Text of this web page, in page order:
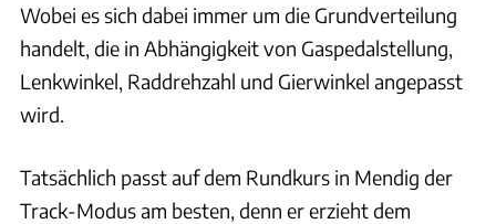
Wobei es sich dabei immer um die Grundverteilung
handelt, die in Abhängigkeit von Gaspedalstellung,
Lenkwinkel, Raddrehzahl und Gierwinkel angepasst
wird.
Tatsächlich passt auf dem Rundkurs in Mendig der
Track-Modus am besten, denn er erzieht dem